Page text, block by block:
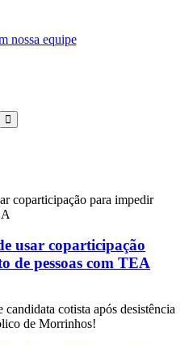
usar coparticipação
de pessoas com TEA